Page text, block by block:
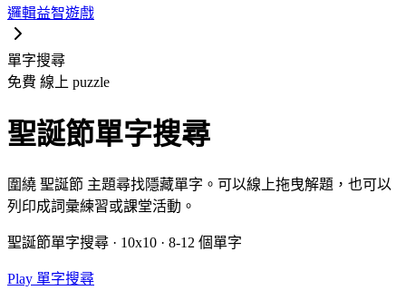
邏輯益智遊戲
單字搜尋
免費 線上 puzzle
聖誕節單字搜尋
圍繞 聖誕節 主題尋找隱藏單字。可以線上拖曳解題，也可以
列印成詞彙練習或課堂活動。
聖誕節單字搜尋 · 10x10 · 8-12 個單字
Play 單字搜尋